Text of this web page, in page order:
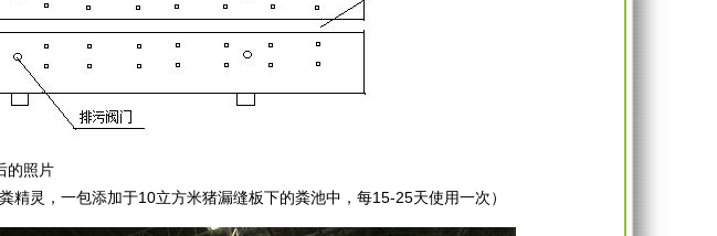
的照片
精灵，一包添加于10立方米猪漏缝板下的粪池中，每15-25天使用一次）